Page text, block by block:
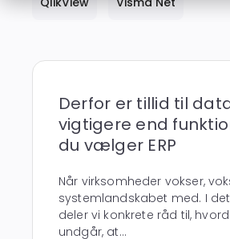
Derfor er tillid til
vigtigere end
du vælger ERP
Når virksomheder vokser,
systemlandskabet med. I
deler vi konkrete råd til,
undgår, at...